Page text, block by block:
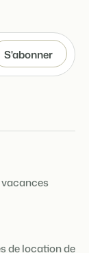
de location de